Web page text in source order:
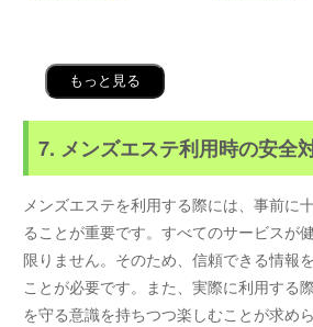
もっと見る
7. メンズエステ利用時の安全
メンズエステを利用する際には、事前に
ることが重要です。すべてのサービスが
限りません。そのため、信頼できる情報
ことが必要です。また、実際に利用する
を守る意識を持ちつつ楽しむことが求め